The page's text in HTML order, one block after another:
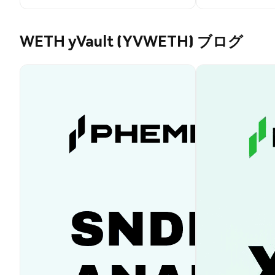
WETH yVault (YVWETH) ブログ